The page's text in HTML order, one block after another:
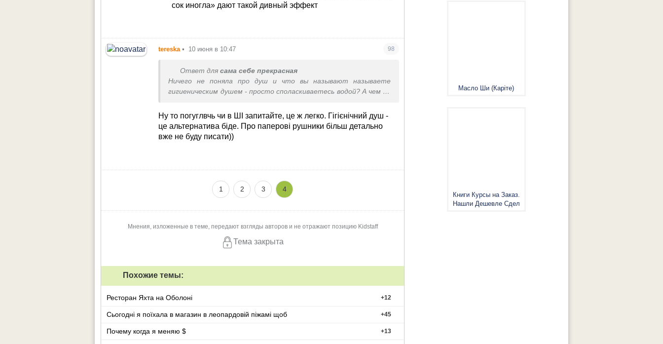
сок иногла» дают такой дивный эффект
tereska • 10 июня в 10:47 98
Ответ для сама себе прекрасная
Ничего не поняла про душ и что вы называют называете
гигиеническим душем - просто споласкиваетесь водой? А чем не
паперови?
Ну то погуглвчь чи в ШІ запитайте, це ж легко. Гігієнічний душ -
це альтернатива біде. Про паперові рушники більш детально
вже не буду писати))
1 2 3 4
Мнения, изложенные в теме, передают взгляды авторов и не отражают позицию Kidstaff
Тема закрыта
Похожие темы:
Ресторан Яхта на Оболоні +12
Сьогодні я поїхала в магазин в леопардовій піжамі щоб +45
Почему когда я меняю $ +13
Масло Ши (Каріте)
Книги Курсы на Заказ.
Нашли Дешевле Сдел